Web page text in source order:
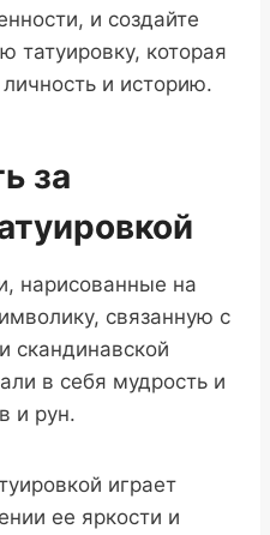
и создайте
татуировку, которая
и историю.
за
нарисованные на
связанную с
скандинавской
в себя мудрость и
и рун.
играет
ее яркости и